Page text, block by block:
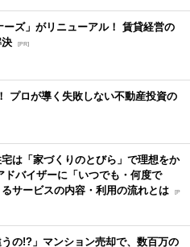
ーズ」がリニューアル！ 賃貸経営の
決 [PR]
プロが導く失敗しない不動産投資の
は「家づくりのとびら」で理想をか
ドバイザーに「いつでも・何度で
サービスの内容・利用の流れとは [P
うの!?」マンション売却で、数百万の